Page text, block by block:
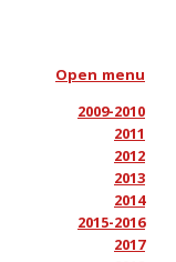
Open menu
2009-2010
2011
2012
2013
2014
2015-2016
2017